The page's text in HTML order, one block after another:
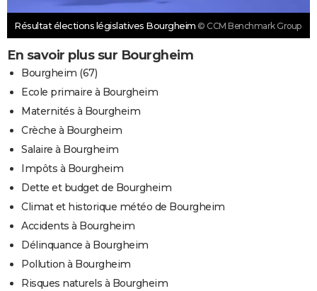
Résultat élections législatives Bourgheim © CCM Benchmark Group
En savoir plus sur Bourgheim
Bourgheim (67)
Ecole primaire à Bourgheim
Maternités à Bourgheim
Crèche à Bourgheim
Salaire à Bourgheim
Impôts à Bourgheim
Dette et budget de Bourgheim
Climat et historique météo de Bourgheim
Accidents à Bourgheim
Délinquance à Bourgheim
Pollution à Bourgheim
Risques naturels à Bourgheim